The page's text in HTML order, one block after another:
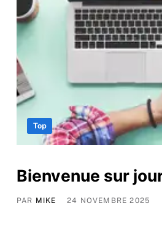
Top
Bienvenue sur
PAR MIKE 24 NOVEMBRE 2025